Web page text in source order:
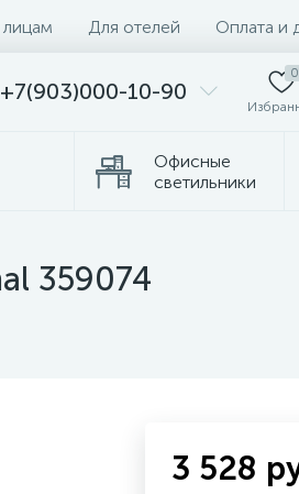
Для отелей Оплата и
+7(903)000-10-90
0
Офисные
светильники
359074
3 528